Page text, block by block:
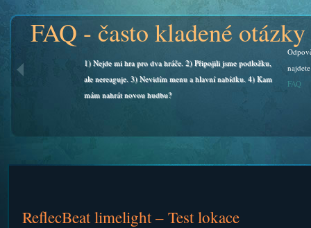
FAQ - často kladené otázky
1) Nejde mi hra pro dva hráče. 2) Připojili jsme podložku,
ale nereaguje. 3) Nevidím menu a hlavní nabídku. 4) Kam
mám nahrát novou hudbu?
FAQ
ReflecBeat limelight – Test lokace